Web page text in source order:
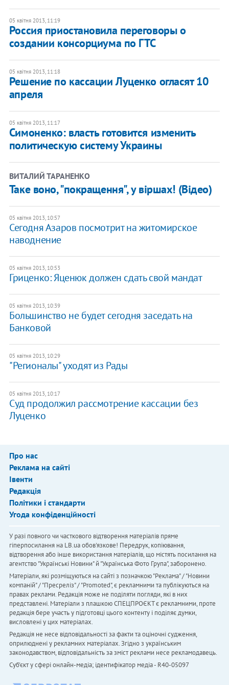
05 квітня 2013, 11:19
Россия приостановила переговоры о
создании консорциума по ГТС
05 квітня 2013, 11:18
Решение по кассации Луценко огласят 10
апреля
05 квітня 2013, 11:17
Симоненко: власть готовится изменить
политическую систему Украины
ВИТАЛИЙ ТАРАНЕНКО
Таке воно, "покращення", у віршах! (Відео)
05 квітня 2013, 10:57
Сегодня Азаров посмотрит на житомирское
наводнение
05 квітня 2013, 10:53
Гриценко: Яценюк должен сдать свой мандат
05 квітня 2013, 10:39
Большинство не будет сегодня заседать на
Банковой
05 квітня 2013, 10:29
"Регионалы" уходят из Рады
05 квітня 2013, 10:17
Суд продолжил рассмотрение кассации без
Луценко
Про нас
Реклама на сайті
Івенти
Редакція
Політики і стандарти
Угода конфіденційності
У разі повного чи часткового відтворення матеріалів пряме
гіперпосилання на LB.ua обов'язкове! Передрук, копіювання,
відтворення або інше використання матеріалів, що містять посилання на
агентство "Українськi Новини" й "Українська Фото Група", заборонено.
Матеріали, які розміщуються на сайті з позначкою "Реклама" / "Новини
компаній" / "Пресреліз" / "Promoted", є рекламними та публікуються на
правах реклами. Редакція може не поділяти погляди, які в них
представлені. Матеріали з плашкою СПЕЦПРОЄКТ є рекламними, проте
редакція бере участь у підготовці цього контенту і поділяє думки,
висловлені у цих матеріалах.
Редакція не несе відповідальності за факти та оціночні судження,
оприлюднені у рекламних матеріалах. Згідно з українським
законодавством, відповідальність за зміст реклами несе рекламодавець.
Cуб'єкт у сфері онлайн-медіа; ідентифікатор медіа - R40-05097